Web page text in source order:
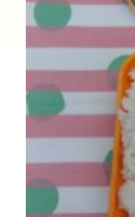
2025年11月(17)
2024年11月(20)
2021年11月(06)
2020年11月(06)
2019年11月(12)